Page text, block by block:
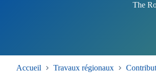
The
Accueil Travaux régionaux